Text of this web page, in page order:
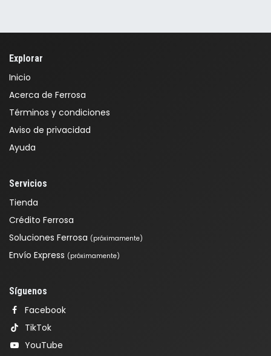
Explorar
Inicio
Acerca de Ferrosa
Términos y condiciones
Aviso de privacidad
Ayuda
Servicios
Tienda
Crédito Ferrosa
Soluciones Ferrosa (próximamente)
Envío Express (próximamente)
Síguenos
Facebook
TikTok
YouTube